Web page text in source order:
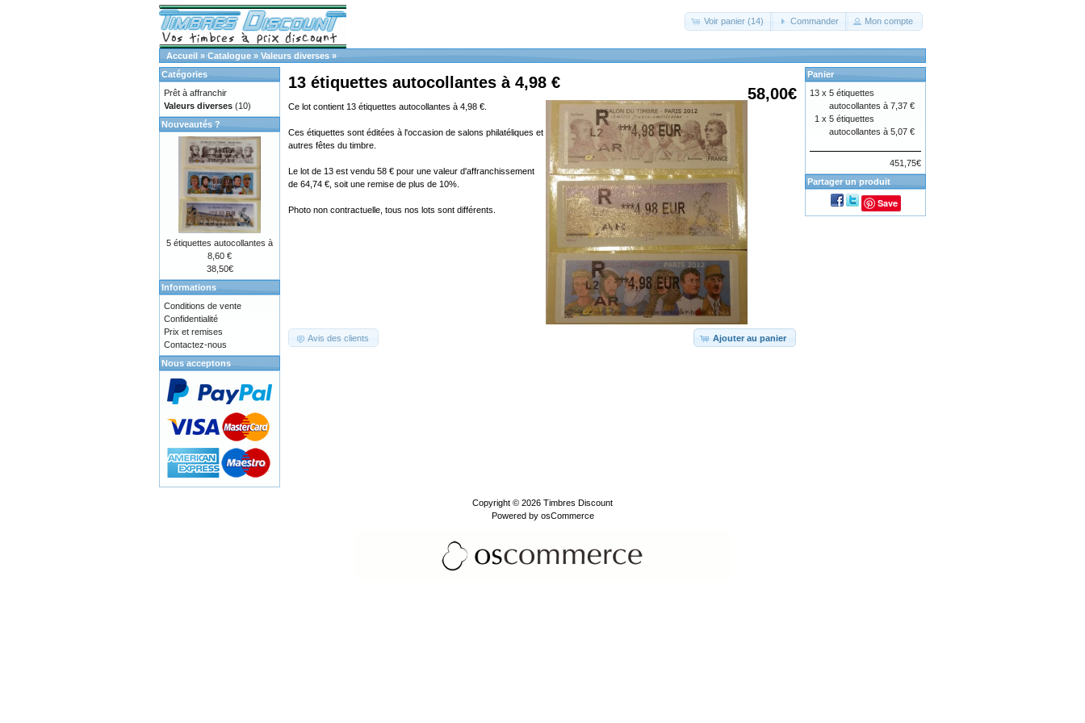
Voir panier (14) Commander Mon compte
Accueil » Catalogue » Valeurs diverses »
58,00€
13 étiquettes autocollantes à 4,98 €
Ce lot contient 13 étiquettes autocollantes à 4,98 €.
Ces étiquettes sont éditées à l'occasion de salons philatéliques et
autres fêtes du timbre.
Le lot de 13 est vendu 58 € pour une valeur d'affranchissement
de 64,74 €, soit une remise de plus de 10%.
Photo non contractuelle, tous nos lots sont différents.
Ajouter au panier
Avis des clients
Catégories
Prêt à affranchir
Valeurs diverses (10)
Nouveautés ?
5 étiquettes autocollantes à
8,60 €
38,50€
Informations
Conditions de vente
Confidentialité
Prix et remises
Contactez-nous
Nous acceptons
Panier
13 x 5 étiquettes
autocollantes à 7,37 €
1 x 5 étiquettes
autocollantes à 5,07 €
451,75€
Partager un produit
Save
Copyright © 2026 Timbres Discount
Powered by osCommerce